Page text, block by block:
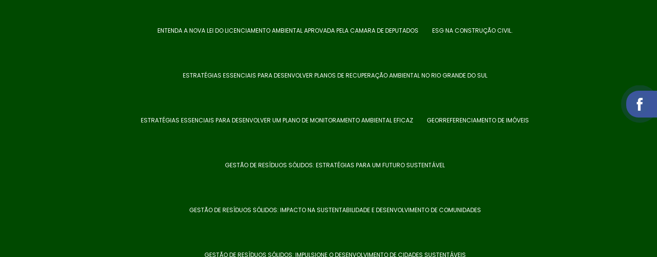
ENTENDA A NOVA LEI DO LICENCIAMENTO AMBIENTAL APROVADA PELA CAMARA DE DEPUTADOS ESG NA CONSTRUÇÃO CIVIL.
ESTRATÉGIAS ESSENCIAIS PARA DESENVOLVER PLANOS DE RECUPERAÇÃO AMBIENTAL NO RIO GRANDE DO SUL
ESTRATÉGIAS ESSENCIAIS PARA DESENVOLVER UM PLANO DE MONITORAMENTO AMBIENTAL EFICAZ GEORREFERENCIAMENTO DE IMÓVEIS
GESTÃO DE RESÍDUOS SÓLIDOS: ESTRATÉGIAS PARA UM FUTURO SUSTENTÁVEL
GESTÃO DE RESÍDUOS SÓLIDOS: IMPACTO NA SUSTENTABILIDADE E DESENVOLVIMENTO DE COMUNIDADES
GESTÃO DE RESÍDUOS SÓLIDOS: IMPULSIONE O DESENVOLVIMENTO DE CIDADES SUSTENTÁVEIS